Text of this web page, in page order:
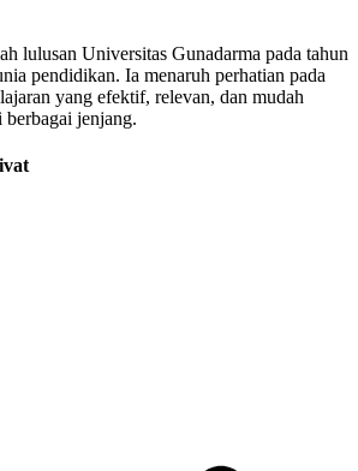
lulusan Universitas Gunadarma pada tahun
pendidikan. Ia menaruh perhatian pada
yang efektif, relevan, dan mudah
jenjang.